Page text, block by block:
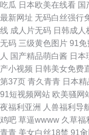
吃瓜 日本欧美在线看 国
最新网址 无码白丝强行
线 成人片无码 日韩成人
无码 三级黄色图片 91免
人 国产精品萌白酱 日本
产小视频 日韩美女免费
第37页 青久青青 日本
91短视频网站 欧美骚网
夜福利亚洲
人兽福利导
鸡吧 草逼wwww 久草福
青青 美女白丝18禁 91